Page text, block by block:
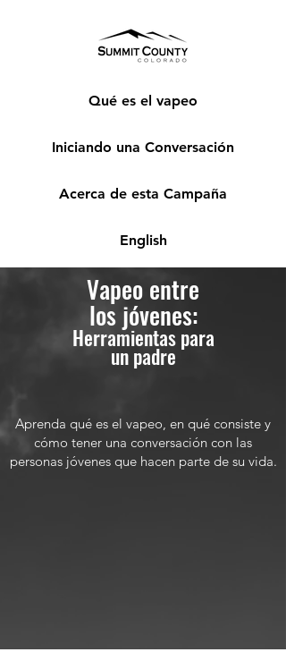
Vapeo entre
los jóvenes:
Herramientas para
un padre
Aprenda qué es el vapeo, en qué consiste y
cómo tener una conversación con las
personas jóvenes que hacen parte de su vida.
Qué es el vapeo
Iniciando una Conversación
Acerca de esta Campaña
English